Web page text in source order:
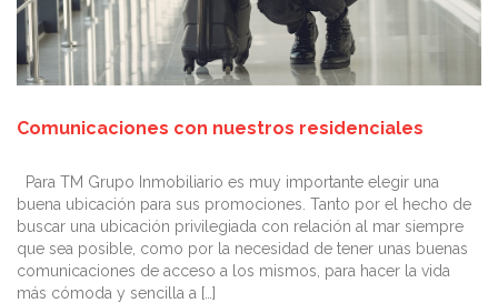
Comunicaciones con nuestros residenciales
Para TM Grupo Inmobiliario es muy importante elegir una
buena ubicación para sus promociones. Tanto por el hecho de
buscar una ubicación privilegiada con relación al mar siempre
que sea posible, como por la necesidad de tener unas buenas
comunicaciones de acceso a los mismos, para hacer la vida
más cómoda y sencilla a […]